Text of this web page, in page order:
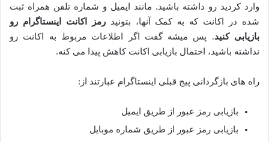
وارد کردید رو داشته باشید. مانند ایمیل و شماره تلفن همراه ثبت
شده در اکانت که به کمک آنها، بتونیدرمز اکانت اینستاگرام رو
بازیابی کنید. پس میشه گفت اگر اطلاعات مربوط به اکانت رو
نداشته باشید، احتمال بازیابی اکانت کاهش پیدا می کنه.
راه های بازگردانی پیج قبلی اینستاگرام عبارتند از:
بازیابی رمز عبور از طریق ایمیل
بازیابی رمز عبور از طریق شماره موبایل